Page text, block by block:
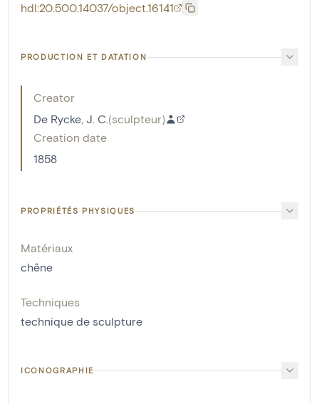
hdl:20.500.14037/object.16141
PRODUCTION ET DATATION
Creator
De Rycke, J. C.(sculpteur)
Creation date
1858
PROPRIÉTÉS PHYSIQUES
Matériaux
chêne
Techniques
technique de sculpture
ICONOGRAPHIE